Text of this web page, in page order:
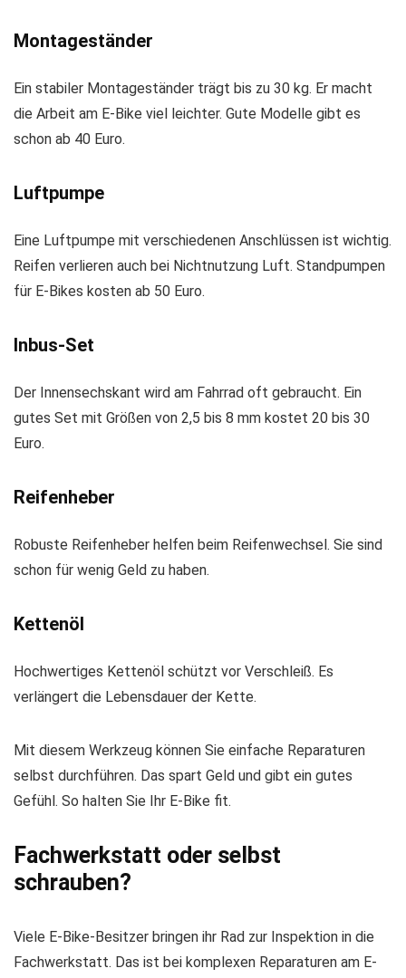
Montageständer
Ein stabiler Montageständer trägt bis zu 30 kg. Er macht
die Arbeit am E-Bike viel leichter. Gute Modelle gibt es
schon ab 40 Euro.
Luftpumpe
Eine Luftpumpe mit verschiedenen Anschlüssen ist wichtig.
Reifen verlieren auch bei Nichtnutzung Luft. Standpumpen
für E-Bikes kosten ab 50 Euro.
Inbus-Set
Der Innensechskant wird am Fahrrad oft gebraucht. Ein
gutes Set mit Größen von 2,5 bis 8 mm kostet 20 bis 30
Euro.
Reifenheber
Robuste Reifenheber helfen beim Reifenwechsel. Sie sind
schon für wenig Geld zu haben.
Kettenöl
Hochwertiges Kettenöl schützt vor Verschleiß. Es
verlängert die Lebensdauer der Kette.
Mit diesem Werkzeug können Sie einfache Reparaturen
selbst durchführen. Das spart Geld und gibt ein gutes
Gefühl. So halten Sie Ihr E-Bike fit.
Fachwerkstatt oder selbst
schrauben?
Viele E-Bike-Besitzer bringen ihr Rad zur Inspektion in die
Fachwerkstatt. Das ist bei komplexen Reparaturen am E-